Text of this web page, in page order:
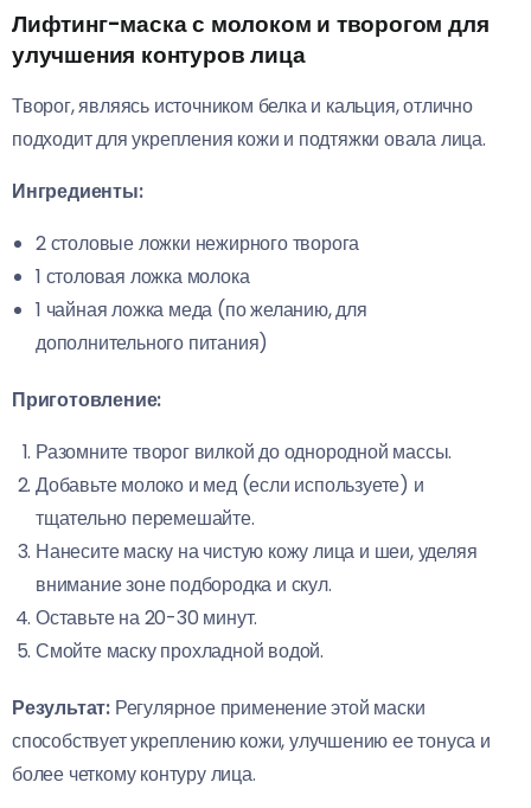
Лифтинг-маска с молоком и творогом для
улучшения контуров лица
Творог, являясь источником белка и кальция, отлично
подходит для укрепления кожи и подтяжки овала лица.
Ингредиенты:
2 столовые ложки нежирного творога
1 столовая ложка молока
1 чайная ложка меда (по желанию, для
дополнительного питания)
Приготовление:
Разомните творог вилкой до однородной массы.
Добавьте молоко и мед (если используете) и
тщательно перемешайте.
Нанесите маску на чистую кожу лица и шеи, уделяя
внимание зоне подбородка и скул.
Оставьте на 20-30 минут.
Смойте маску прохладной водой.
Результат: Регулярное применение этой маски
способствует укреплению кожи, улучшению ее тонуса и
более четкому контуру лица.